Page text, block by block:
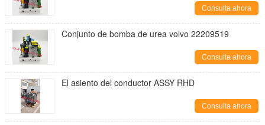
Consulta ahora
Conjunto de bomba de urea volvo 22209519
Consulta ahora
El asiento del conductor ASSY RHD
Consulta ahora